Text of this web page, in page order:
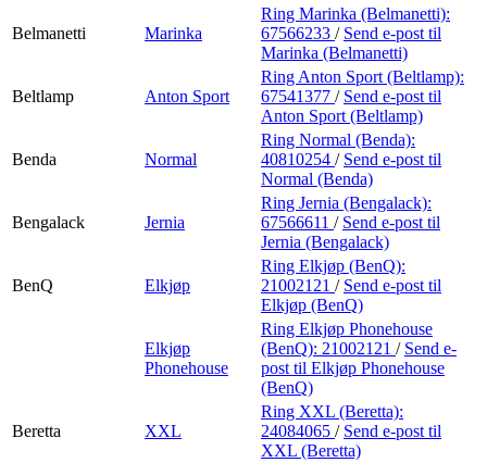
Belmanetti Marinka
Ring Marinka (Belmanetti):
67566233 / Send e-post til
Marinka (Belmanetti)
Beltlamp Anton Sport
Ring Anton Sport (Beltlamp):
67541377 / Send e-post til
Anton Sport (Beltlamp)
Benda Normal
Ring Normal (Benda):
40810254 / Send e-post til
Normal (Benda)
Bengalack Jernia
Ring Jernia (Bengalack):
67566611 / Send e-post til
Jernia (Bengalack)
BenQ Elkjøp
Ring Elkjøp (BenQ):
21002121 / Send e-post til
Elkjøp (BenQ)
Elkjøp
Phonehouse
Ring Elkjøp Phonehouse
(BenQ): 21002121 / Send e-
post til Elkjøp Phonehouse
(BenQ)
Beretta XXL
Ring XXL (Beretta):
24084065 / Send e-post til
XXL (Beretta)